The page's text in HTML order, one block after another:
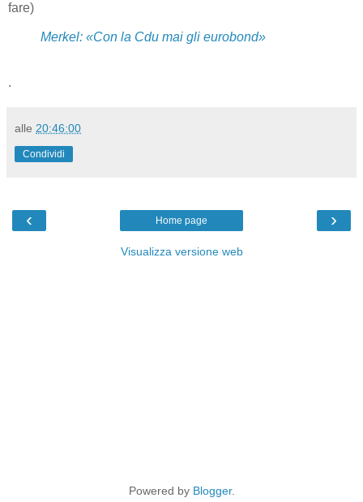
fare)
Merkel: «Con la Cdu mai gli eurobond»
.
alle 20:46:00
Condividi
‹ ›
Home page
Visualizza versione web
Powered by Blogger.